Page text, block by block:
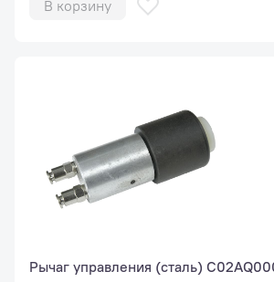
В корзину
Рычаг управления (сталь)